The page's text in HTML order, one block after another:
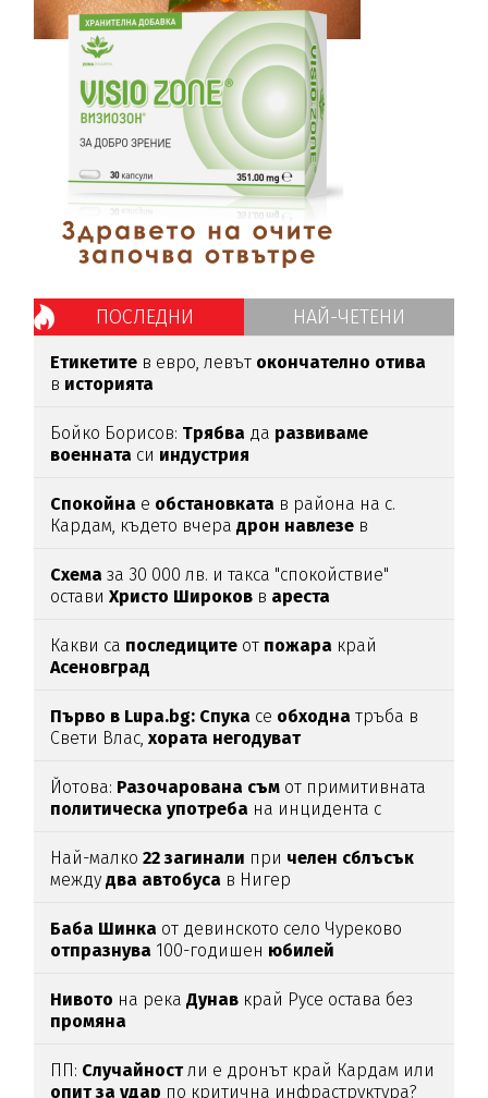
ПОСЛЕДНИ НАЙ-ЧЕТЕНИ
Етикетите в евро, левът окончателно отива
в историята
Бойко Борисов: Трябва да развиваме
военната си индустрия
Спокойна е обстановката в района на с.
Кардам, където вчерадрон навлезе в
Схема за 30 000 лв. и такса "спокойствие"
оставиХристо Широков в ареста
Какви са последиците от пожара край
Асеновград
Първо в Lupa.bg: Спука се обходна тръба в
Свети Влас,хората негодуват
Йотова: Разочарована съм от примитивната
политическа употреба на инцидента с
Най-малко22 загинали при челен сблъсък
междудва автобуса в Нигер
Баба Шинка от девинското село Чуреково
отпразнува 100-годишен юбилей
Нивото на рекаДунав край Русе остава без
промяна
ПП: Случайностли е дронът край Кардам или
опит за удар по критична инфраструктура?